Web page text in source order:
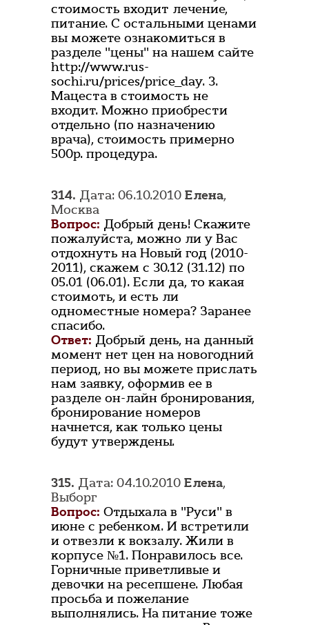
стоимость входит лечение,
питание. С остальными ценами
вы можете ознакомиться в
разделе "цены" на нашем сайте
http://www.rus-
sochi.ru/prices/price_day. 3.
Мацеста в стоимость не
входит. Можно приобрести
отдельно (по назначению
врача), стоимость примерно
500р. процедура.
314. Дата: 06.10.2010 Елена,
Москва
Вопрос: Добрый день! Скажите
пожалуйста, можно ли у Вас
отдохнуть на Новый год (2010-
2011), скажем с 30.12 (31.12) по
05.01 (06.01). Если да, то какая
стоимоть, и есть ли
одноместные номера? Заранее
спасибо.
Ответ: Добрый день, на данный
момент нет цен на новогодний
период, но вы можете прислать
нам заявку, оформив ее в
разделе он-лайн бронирования,
бронирование номеров
начнется, как только цены
будут утверждены.
315. Дата: 04.10.2010 Елена,
Выборг
Вопрос: Отдыхала в "Руси" в
июне с ребенком. И встретили
и отвезли к вокзалу. Жили в
корпусе №1. Понравилось все.
Горничные приветливые и
девочки на ресепшене. Любая
просьба и пожелание
выполнялись. На питание тоже